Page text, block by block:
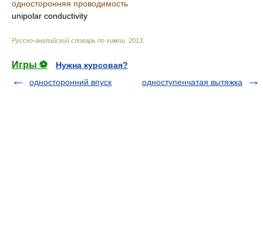
односторонняя проводимость
unipolar conductivity
Русско-английский словарь по химии 2013
Игры ⚽
Нужна курсовая?
односторонний впуск
одноступенчатая вытяжка